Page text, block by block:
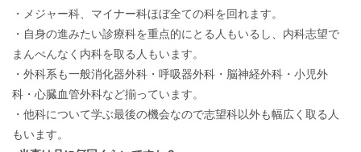
・メジャー科、マイナー科ほぼ全ての科を回れます。
・自身の進みたい診療科を重点的にとる人もいるし、内科志望で
まんべんなく内科を取る人もいます。
・外科系も一般消化器外科・呼吸器外科・脳神経外科・小児外
科・心臓血管外科など揃っています。
・他科について学ぶ最後の機会なので志望科以外も幅広く取る人
もいます。